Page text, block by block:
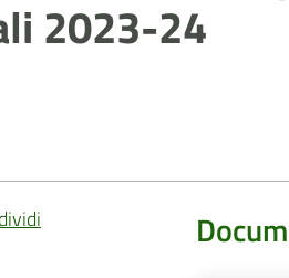
2023-24